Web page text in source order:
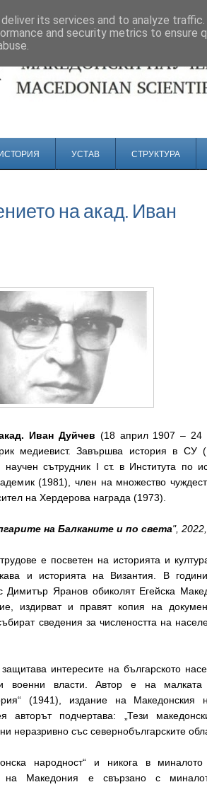
УСТАВ СТРУКТУРА
на акад. Иван
Иван Дуйчев (18 април 1907 – 24
медиевист. Завършва история в СУ
сътрудник I ст. в Института по
(1981), член на множество
на Хердерова награда (1973).
на Балканите и по света",
е посветен на историята и
и историята на Византия. В
Димитър Яранов обиколят Егейска
издирват и правят копия на
сведения за числеността на
интересите на българското
военни власти. Автор е на малката
(1941), издание на Македонския
авторът подчертава: „Тези
неразривно със севернобългарските
народност“ и никога в
на Македония е свързано с
its services and to analyze traffic.
and security metrics to ensure